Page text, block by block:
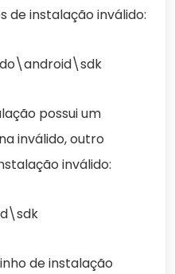
de instalação inválido:
possui um
inválido, outro
inválido:
de instalação